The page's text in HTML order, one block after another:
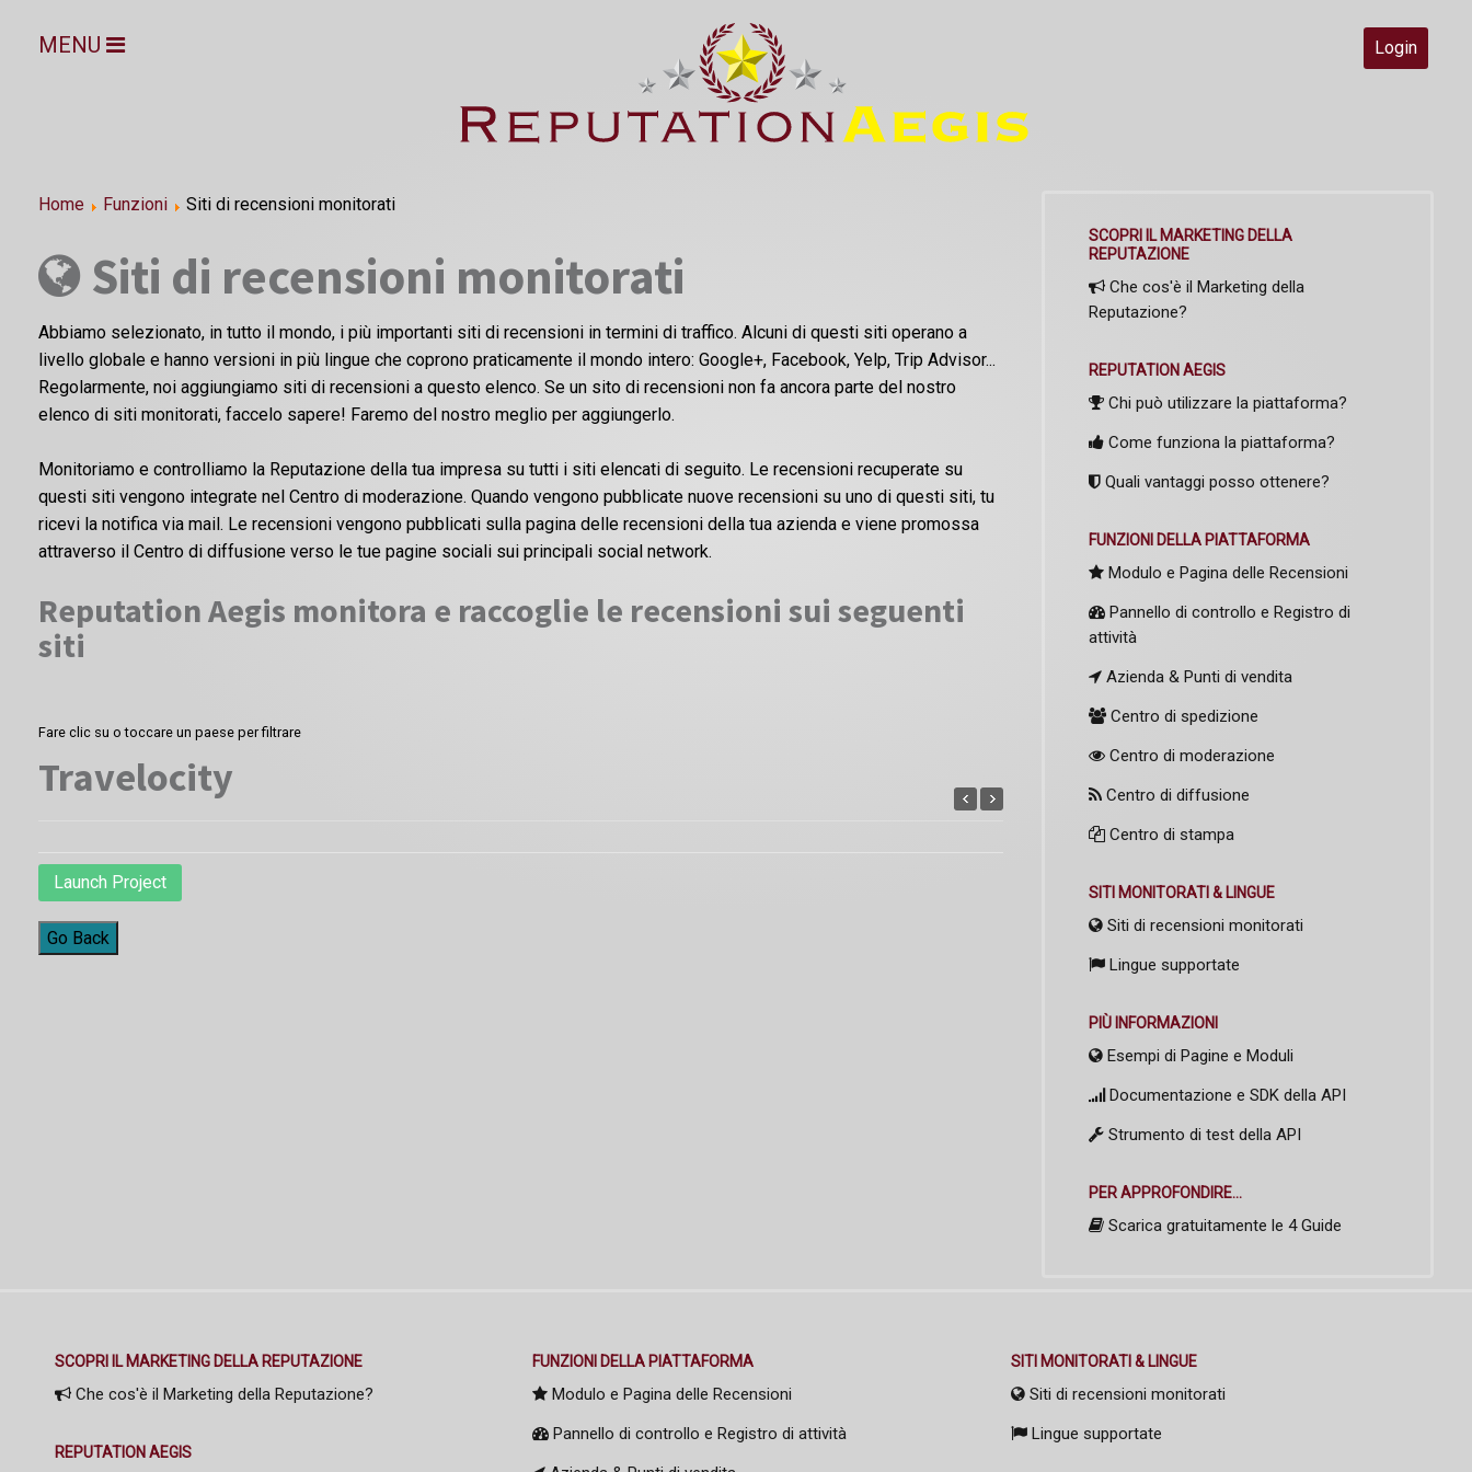
Login
MENU
Home Funzioni Siti di recensioni monitorati
Siti di recensioni monitorati
Abbiamo selezionato, in tutto il mondo, i più importanti siti di recensioni in termini di traffico. Alcuni di questi siti operano a
livello globale e hanno versioni in più lingue che coprono praticamente il mondo intero: Google+, Facebook, Yelp, Trip Advisor...
Regolarmente, noi aggiungiamo siti di recensioni a questo elenco. Se un sito di recensioni non fa ancora parte del nostro
elenco di siti monitorati, faccelo sapere! Faremo del nostro meglio per aggiungerlo.
Monitoriamo e controlliamo la Reputazione della tua impresa su tutti i siti elencati di seguito. Le recensioni recuperate su
questi siti vengono integrate nel Centro di moderazione. Quando vengono pubblicate nuove recensioni su uno di questi siti, tu
ricevi la notifica via mail. Le recensioni vengono pubblicati sulla pagina delle recensioni della tua azienda e viene promossa
attraverso il Centro di diffusione verso le tue pagine sociali sui principali social network.
Reputation Aegis monitora e raccoglie le recensioni sui seguenti
siti
Fare clic su o toccare un paese per filtrare
Travelocity
Launch Project
Go Back
SCOPRI IL MARKETING DELLA
REPUTAZIONE
Che cos'è il Marketing della
Reputazione?
REPUTATION AEGIS
Chi può utilizzare la piattaforma?
Come funziona la piattaforma?
Quali vantaggi posso ottenere?
FUNZIONI DELLA PIATTAFORMA
Modulo e Pagina delle Recensioni
Pannello di controllo e Registro di
attività
Azienda & Punti di vendita
Centro di spedizione
Centro di moderazione
Centro di diffusione
Centro di stampa
SITI MONITORATI & LINGUE
Siti di recensioni monitorati
Lingue supportate
PIÙ INFORMAZIONI
Esempi di Pagine e Moduli
Documentazione e SDK della API
Strumento di test della API
PER APPROFONDIRE...
Scarica gratuitamente le 4 Guide
SCOPRI IL MARKETING DELLA REPUTAZIONE
Che cos'è il Marketing della Reputazione?
REPUTATION AEGIS
FUNZIONI DELLA PIATTAFORMA
Modulo e Pagina delle Recensioni
Pannello di controllo e Registro di attività
SITI MONITORATI & LINGUE
Siti di recensioni monitorati
Lingue supportate